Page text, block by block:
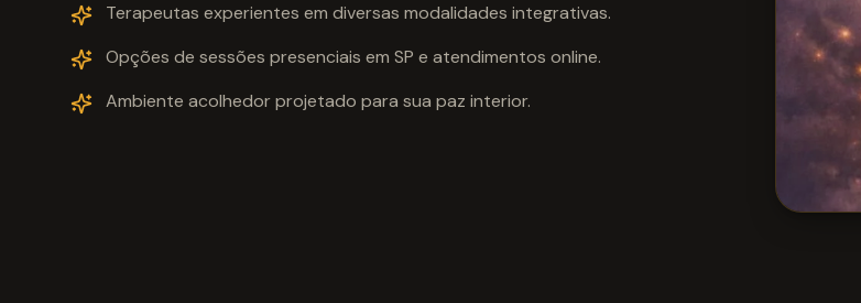
Terapeutas experientes em diversas modalidades integrativas.
Opções de sessões presenciais em SP e atendimentos online.
Ambiente acolhedor projetado para sua paz interior.